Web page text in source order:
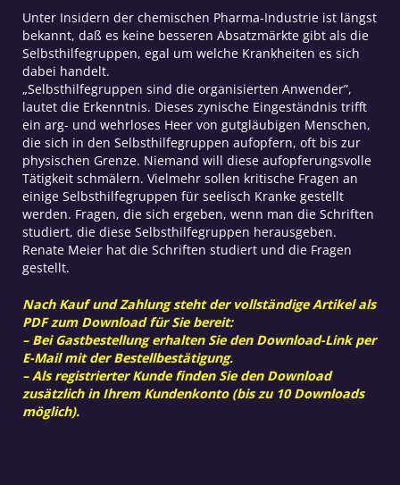
Menge
Unter Insidern der chemischen Pharma-Industrie ist längst
bekannt, daß es keine besseren Absatzmärkte gibt als die
Selbsthilfegruppen, egal um welche Krankheiten es sich
dabei handelt.
„Selbsthilfegruppen sind die organisierten Anwender”,
lautet die Erkenntnis. Dieses zynische Eingeständnis trifft
ein arg- und wehrloses Heer von gutgläubigen Menschen,
die sich in den Selbsthilfegruppen aufopfern, oft bis zur
physischen Grenze. Niemand will diese aufopferungsvolle
Tätigkeit schmälern. Vielmehr sollen kritische Fragen an
einige Selbsthilfegruppen für seelisch Kranke gestellt
werden. Fragen, die sich ergeben, wenn man die Schriften
studiert, die diese Selbsthilfegruppen herausgeben.
Renate Meier hat die Schriften studiert und die Fragen
gestellt.
Nach Kauf und Zahlung steht der vollständige Artikel als
PDF zum Download für Sie bereit:
– Bei Gastbestellung erhalten Sie den Download-Link per
E-Mail mit der Bestellbestätigung.
– Als registrierter Kunde finden Sie den Download
zusätzlich in Ihrem Kundenkonto (bis zu 10 Downloads
möglich).